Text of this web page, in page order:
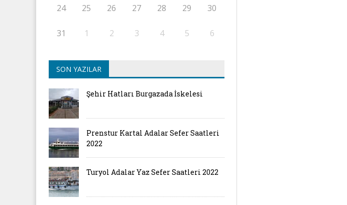
24 25 26 27 28 29 30
31 1 2 3 4 5 6
SON YAZILAR
Şehir Hatları Burgazada İskelesi
Prenstur Kartal Adalar Sefer Saatleri
2022
Turyol Adalar Yaz Sefer Saatleri 2022